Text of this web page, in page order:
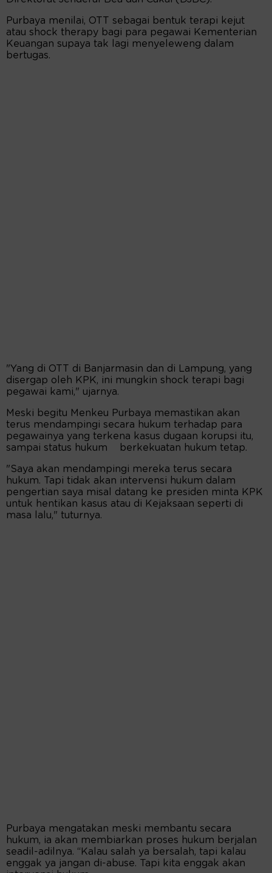
Purbaya menilai, OTT sebagai bentuk terapi kejut
atau shock therapy bagi para pegawai Kementerian
Keuangan supaya tak lagi menyeleweng dalam
bertugas.
"Yang di OTT di Banjarmasin dan di Lampung, yang
disergap oleh KPK, ini mungkin shock terapi bagi
pegawai kami," ujarnya.
Meski begitu Menkeu Purbaya memastikan akan
terus mendampingi secara hukum terhadap para
pegawainya yang terkena kasus dugaan korupsi itu,
sampai status hukum berkekuatan hukum tetap.
"Saya akan mendampingi mereka terus secara
hukum. Tapi tidak akan intervensi hukum dalam
pengertian saya misal datang ke presiden minta KPK
untuk hentikan kasus atau di Kejaksaan seperti di
masa lalu," tuturnya.
Purbaya mengatakan meski membantu secara
hukum, ia akan membiarkan proses hukum berjalan
seadil-adilnya. “Kalau salah ya bersalah, tapi kalau
enggak ya jangan di-abuse. Tapi kita enggak akan